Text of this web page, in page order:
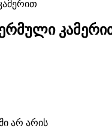
არ არის